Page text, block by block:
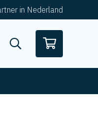
in Nederland